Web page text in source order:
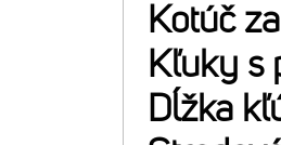
Kotúč
Kľuky s
Dĺžka